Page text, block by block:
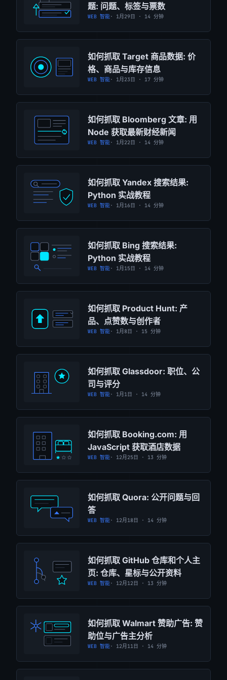
题: 问题、标签与票数
WEB 智能· 1月29日 · 14 分钟
如何抓取 Target 商品数据: 价
格、商品与库存信息
WEB 智能· 1月23日 · 17 分钟
如何抓取 Bloomberg 文章: 用
Node 获取最新财经新闻
WEB 智能· 1月22日 · 14 分钟
如何抓取 Yandex 搜索结果:
Python 实战教程
WEB 智能· 1月16日 · 14 分钟
如何抓取 Bing 搜索结果:
Python 实战教程
WEB 智能· 1月15日 · 14 分钟
如何抓取 Product Hunt: 产
品、点赞数与创作者
WEB 智能· 1月8日 · 15 分钟
如何抓取 Glassdoor: 职位、公
司与评分
WEB 智能· 1月1日 · 14 分钟
如何抓取 Booking.com: 用
JavaScript 获取酒店数据
WEB 智能· 12月25日 · 13 分钟
如何抓取 Quora: 公开问题与回
答
WEB 智能· 12月18日 · 14 分钟
如何抓取 GitHub 仓库和个人主
页: 仓库、星标与公开资料
WEB 智能· 12月12日 · 13 分钟
如何抓取 Walmart 赞助广告: 赞
助位与广告主分析
WEB 智能· 12月11日 · 14 分钟